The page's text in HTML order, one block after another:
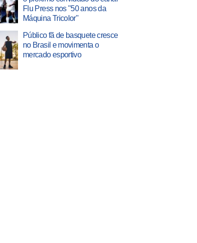
Flu Press nos "50 anos da
Máquina Tricolor"
Público fã de basquete cresce
no Brasil e movimenta o
mercado esportivo